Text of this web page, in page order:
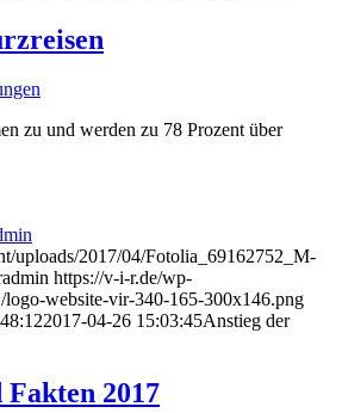
zu und werden zu 78 Prozent über
uploads/2017/04/Fotolia_69162752_M-
https://v-i-r.de/wp-
logo-website-vir-340-165-300x146.png
2017-04-26 15:03:45Anstieg der
2017